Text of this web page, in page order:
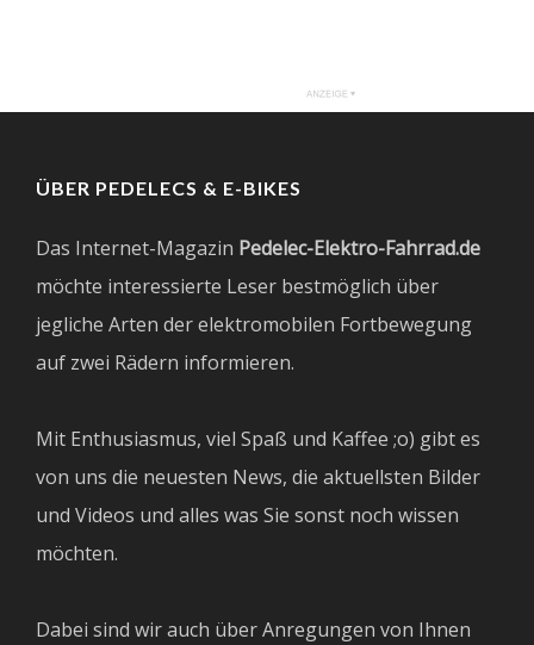
ÜBER PEDELECS & E-BIKES
Das Internet-Magazin Pedelec-Elektro-Fahrrad.de
möchte interessierte Leser bestmöglich über
jegliche Arten der elektromobilen Fortbewegung
auf zwei Rädern informieren.
Mit Enthusiasmus, viel Spaß und Kaffee ;o) gibt es
von uns die neuesten News, die aktuellsten Bilder
und Videos und alles was Sie sonst noch wissen
möchten.
Dabei sind wir auch über Anregungen von Ihnen